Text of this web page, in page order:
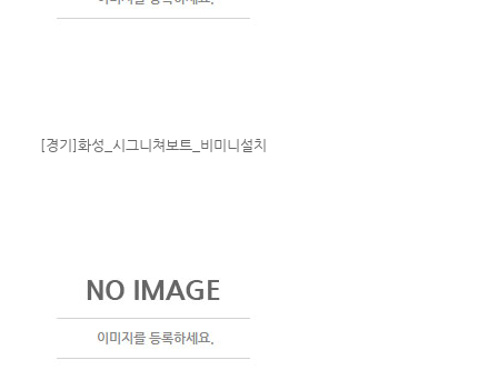
[경기]화성_시그니쳐보트_비미니설치